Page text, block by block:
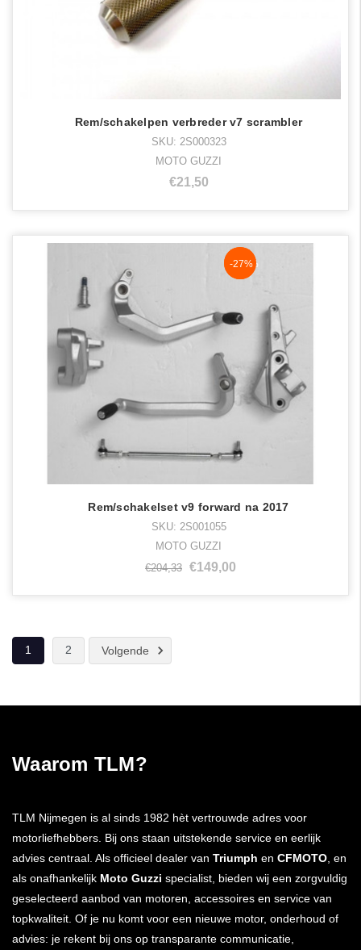
Rem/schakelpen verbreder v7 scrambler
SKU: 2S000323
MOTO GUZZI
€21,50
NaN%
-27%
Rem/schakelset v9 forward na 2017
SKU: 2S001055
MOTO GUZZI
€204,33 €149,00
1 2 Volgende
Waarom TLM?
TLM Nijmegen is al sinds 1982 hèt vertrouwde adres voor
motorliefhebbers. Bij ons staan uitstekende service en eerlijk
advies centraal. Als officieel dealer van Triumph en CFMOTO , en
als onafhankelijk Moto Guzzi specialist, bieden wij een zorgvuldig
geselecteerd aanbod van motoren, accessoires en service van
topkwaliteit. Of je nu komt voor een nieuwe motor, onderhoud of
advies: je rekent bij ons op transparante communicatie,